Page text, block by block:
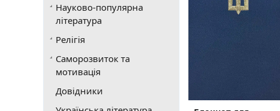
Науково-популярна
література
Релігія
Саморозвиток та
мотивація
Довідники